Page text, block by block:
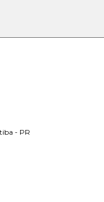
- PR